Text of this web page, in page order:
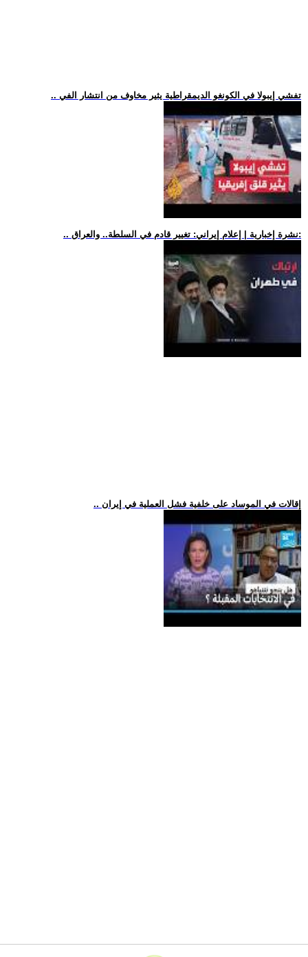
.. تفشي إيبولا في الكونغو الديمقراطية يثير مخاوف من انتشار الفي
.. نشرة إخبارية | إعلام إيراني: تغيير قادم في السلطة.. والعراق:
.. إقالات في الموساد على خلفية فشل العملية في إيران